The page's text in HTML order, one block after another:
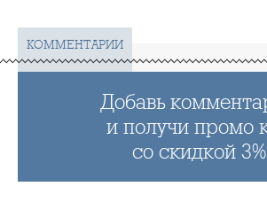
КОММЕНТАРИИ
Добавь
и получи промо
со скидкой 3%